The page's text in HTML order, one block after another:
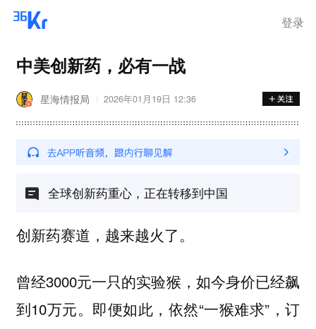
登录
中美创新药，必有一战
星海情报局 2026年01月19日 12:36
全球创新药重心，正在转移到中国
创新药赛道，越来越火了。
曾经3000元一只的实验猴，如今身价已经飙
到10万元。即便如此，依然“一猴难求”，订